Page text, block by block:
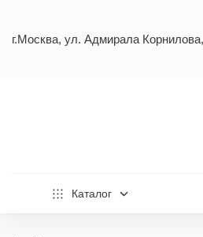
г.Москва, ул. Адмирала
Каталог